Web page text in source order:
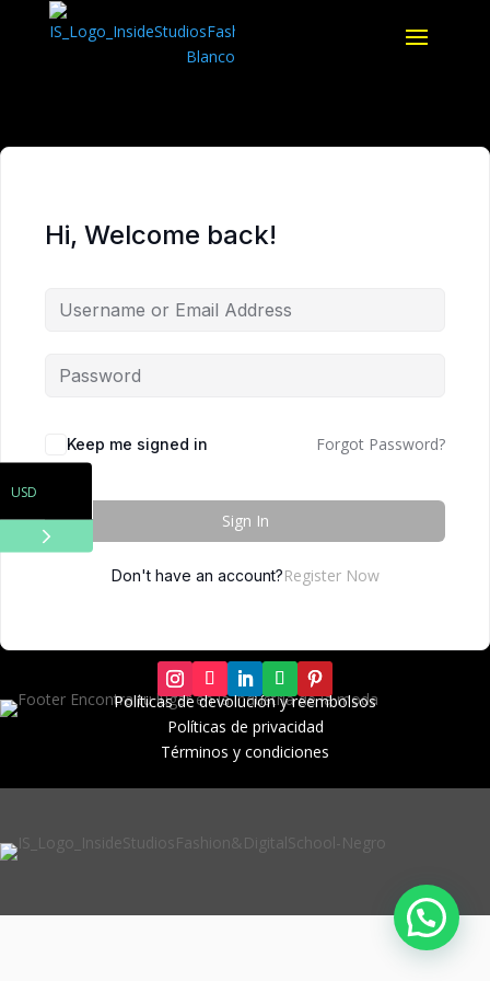
Hi, Welcome back!
Keep me signed in Forgot Password?
Sign In
Don't have an account?Register Now
Políticas de devolución y reembolsos
Políticas de privacidad
Términos y condiciones
USD